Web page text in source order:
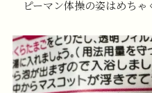
ピーマン体操の姿はめちゃ